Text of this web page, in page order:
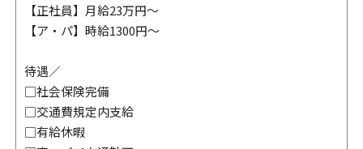
【正社員】月給23万円～
【ア・パ】時給1300円～
待遇／
□社会保険完備
□交通費規定内支給
□有給休暇